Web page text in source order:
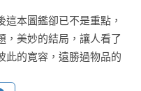
本圖鑑卻已不是重點，
，美妙的結局，讓人看了
此的寛容，遠勝過物品的